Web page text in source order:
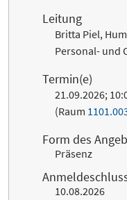
Leitung
Britta Piel,
Personal- und
Termin(e)
21.09.2026;
(Raum
Form des
Präsenz
10.08.2026